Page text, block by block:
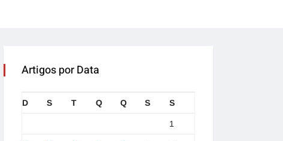
Artigos por Data
D S T Q Q S S
1